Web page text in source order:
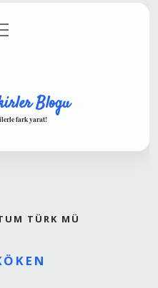
Blogu
fark yarat!
TÜRK MÜ